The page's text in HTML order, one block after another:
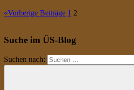
«Vorherige Beiträge 1 2
Suche im ÜS-Blog
Suchen nach: